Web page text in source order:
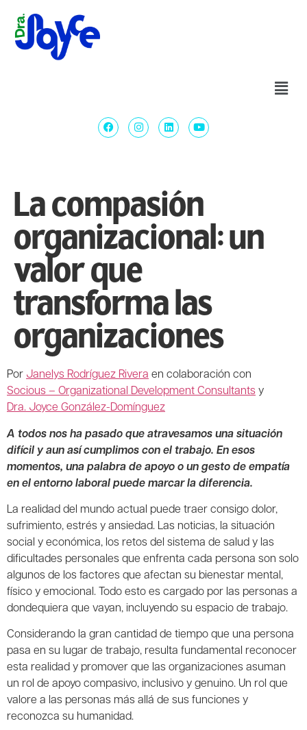
La compasión
organizacional: un
valor que
transforma las
organizaciones
Por Janelys Rodríguez Rivera en colaboración con
Socious – Organizational Development Consultants y
Dra. Joyce González-Domínguez
A todos nos ha pasado que atravesamos una situación
difícil y aun así cumplimos con el trabajo. En esos
momentos, una palabra de apoyo o un gesto de empatía
en el entorno laboral puede marcar la diferencia.
La realidad del mundo actual puede traer consigo dolor,
sufrimiento, estrés y ansiedad. Las noticias, la situación
social y económica, los retos del sistema de salud y las
dificultades personales que enfrenta cada persona son solo
algunos de los factores que afectan su bienestar mental,
físico y emocional. Todo esto es cargado por las personas a
dondequiera que vayan, incluyendo su espacio de trabajo.
Considerando la gran cantidad de tiempo que una persona
pasa en su lugar de trabajo, resulta fundamental reconocer
esta realidad y promover que las organizaciones asuman
un rol de apoyo compasivo, inclusivo y genuino. Un rol que
valore a las personas más allá de sus funciones y
reconozca su humanidad.